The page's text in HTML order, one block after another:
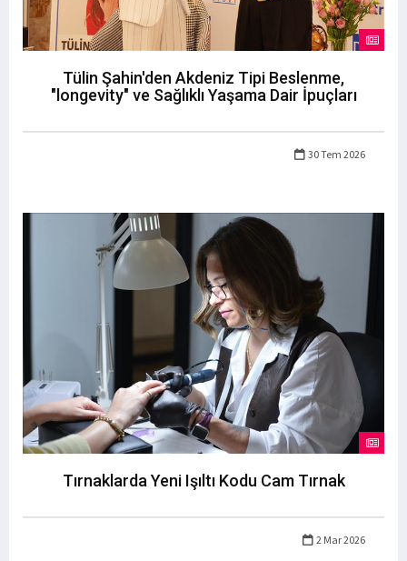
Tülin Şahin'den Akdeniz Tipi Beslenme,
"longevity" ve Sağlıklı Yaşama Dair İpuçları
30 Tem 2026
Tırnaklarda Yeni Işıltı Kodu Cam Tırnak
2 Mar 2026